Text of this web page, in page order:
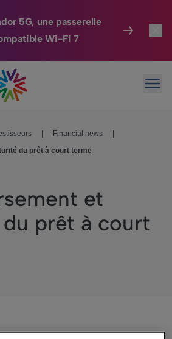
5G, une passerelle
Wi-Fi 7
Financial news
du prêt à court terme
et
prêt à court